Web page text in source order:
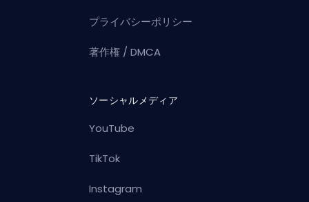
プライバシーポリシー
著作権 / DMCA
ソーシャルメディア
YouTube
TikTok
Instagram